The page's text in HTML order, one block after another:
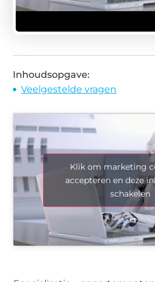
Inhoudsopgave:
Veelgestelde vragen
Klik om marketing
accepteren en deze
schakelen